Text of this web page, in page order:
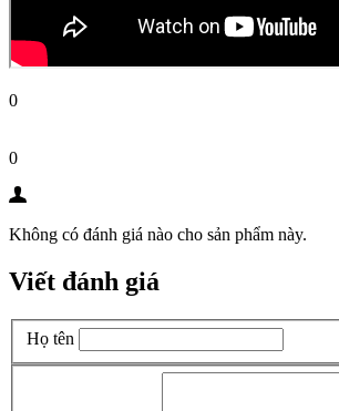
0
0
Không có đánh giá nào cho sản phẩm này.
Viết đánh giá
Họ tên